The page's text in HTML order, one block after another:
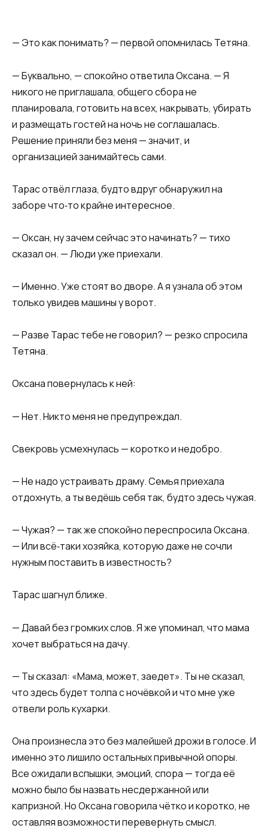
— Это как понимать? — первой опомнилась Тетяна.
— Буквально, — спокойно ответила Оксана. — Я
никого не приглашала, общего сбора не
планировала, готовить на всех, накрывать, убирать
и размещать гостей на ночь не соглашалась.
Решение приняли без меня — значит, и
организацией занимайтесь сами.
Тарас отвёл глаза, будто вдруг обнаружил на
заборе что‑то крайне интересное.
— Оксан, ну зачем сейчас это начинать? — тихо
сказал он. — Люди уже приехали.
— Именно. Уже стоят во дворе. А я узнала об этом
только увидев машины у ворот.
— Разве Тарас тебе не говорил? — резко спросила
Тетяна.
Оксана повернулась к ней:
— Нет. Никто меня не предупреждал.
Свекровь усмехнулась — коротко и недобро.
— Не надо устраивать драму. Семья приехала
отдохнуть, а ты ведёшь себя так, будто здесь чужая.
— Чужая? — так же спокойно переспросила Оксана.
— Или всё‑таки хозяйка, которую даже не сочли
нужным поставить в известность?
Тарас шагнул ближе.
— Давай без громких слов. Я же упоминал, что мама
хочет выбраться на дачу.
— Ты сказал: «Мама, может, заедет». Ты не сказал,
что здесь будет толпа с ночёвкой и что мне уже
отвели роль кухарки.
Она произнесла это без малейшей дрожи в голосе. И
именно это лишило остальных привычной опоры.
Все ожидали вспышки, эмоций, спора — тогда её
можно было бы назвать несдержанной или
капризной. Но Оксана говорила чётко и коротко, не
оставляя возможности перевернуть смысл.